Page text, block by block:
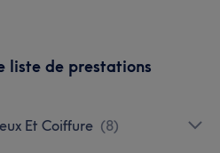
liste de prestations
Et Coiffure (8)